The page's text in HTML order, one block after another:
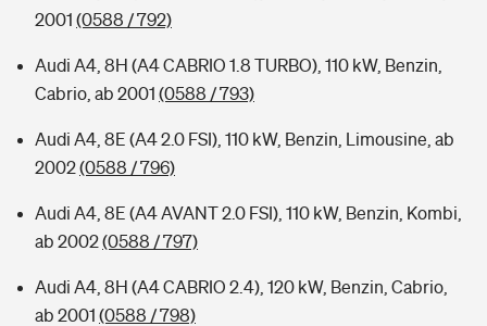
2001 (0588 / 792)
Audi A4, 8H (A4 CABRIO 1.8 TURBO), 110 kW, Benzin,
Cabrio, ab 2001 (0588 / 793)
Audi A4, 8E (A4 2.0 FSI), 110 kW, Benzin, Limousine, ab
2002(0588 / 796)
Audi A4, 8E (A4 AVANT 2.0 FSI), 110 kW, Benzin, Kombi,
ab 2002(0588 / 797)
Audi A4, 8H (A4 CABRIO 2.4), 120 kW, Benzin, Cabrio,
ab 2001 (0588 / 798)